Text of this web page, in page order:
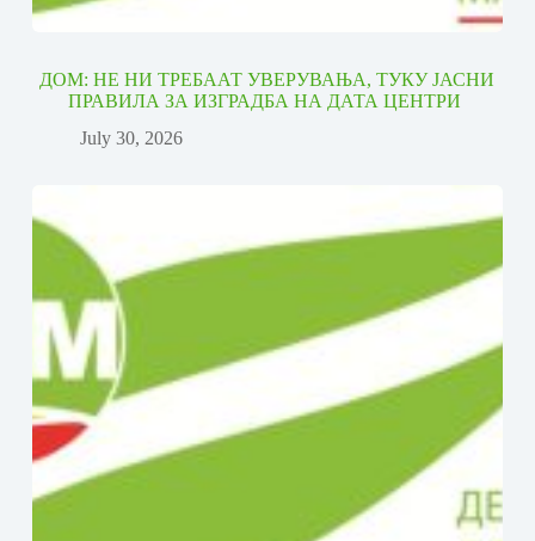
ДОМ: НЕ НИ ТРЕБААТ УВЕРУВАЊА, ТУКУ ЈАСНИ
ПРАВИЛА ЗА ИЗГРАДБА НА ДАТА ЦЕНТРИ
July 30, 2026